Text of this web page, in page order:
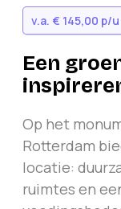
v.a. € 145,00 p/u
Een
Op het
Rotterdam
locatie:
ruimtes en